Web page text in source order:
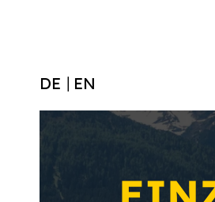
DE EN